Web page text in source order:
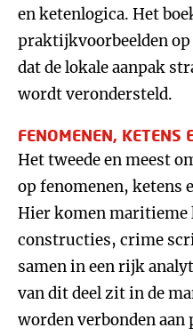
en ketenlogica. Het
praktijkvoorbeelden
dat de lokale aanpak
wordt verondersteld.
FENOMENEN, KETENS
Het tweede en meest
op fenomenen, ketens
Hier komen
constructies, crime
samen in een rijk
van dit deel zit in de
worden verbonden aan